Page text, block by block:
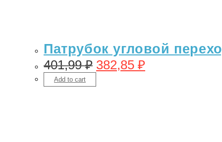
Патрубок угловой
401,99₽ 382,85 ₽
Add to cart